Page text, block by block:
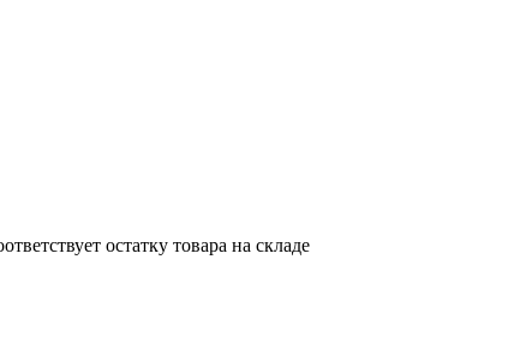
остатку товара на складе